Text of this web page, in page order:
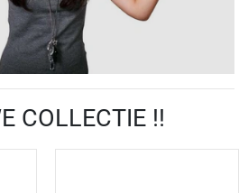
COLLECTIE !!